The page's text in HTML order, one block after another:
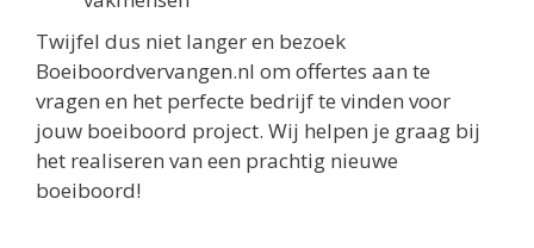
Twijfel dus niet langer en bezoek
Boeiboordvervangen.nl om offertes aan te
vragen en het perfecte bedrijf te vinden voor
jouw boeiboord project. Wij helpen je graag bij
het realiseren van een prachtig nieuwe
boeiboord!